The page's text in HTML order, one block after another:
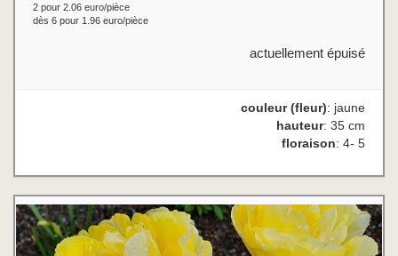
2 pour 2.06 euro/pièce
dès 6 pour 1.96 euro/pièce
actuellement épuisé
couleur (fleur): jaune
hauteur: 35 cm
floraison: 4- 5